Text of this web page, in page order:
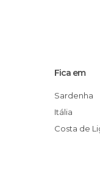
Fica em
Sardenha
Itália
Costa de